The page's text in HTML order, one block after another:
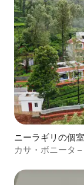
ニーラギリの個室
カサ・ボニータ